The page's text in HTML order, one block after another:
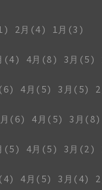
2月(4)
1月(3)
(4) 4月(8) 3月(5)
4月(5) 3月(5)
(6) 4月(5) 3月(8)
(5) 4月(5) 3月(2)
4月(5) 3月(4)